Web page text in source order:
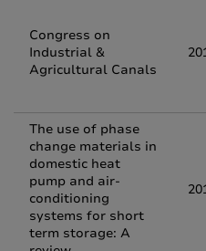
Congress on
Industrial &
Agricultural Canals
The use of phase
change materials in
domestic heat
pump and air-
conditioning
systems for short
term storage: A